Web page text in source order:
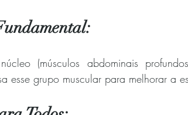
(músculos abdominais
esse grupo muscular para melhorar a